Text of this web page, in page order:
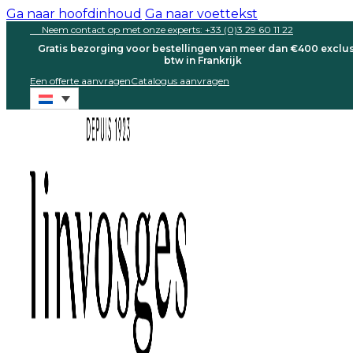
Ga naar hoofdinhoud Ga naar voettekst
Neem contact op met onze experts: +33 (0)3 29 60 11 22
Gratis bezorging voor bestellingen van meer dan €400
btw in Frankrijk
Een offerte aanvragenCatalogus aanvragen